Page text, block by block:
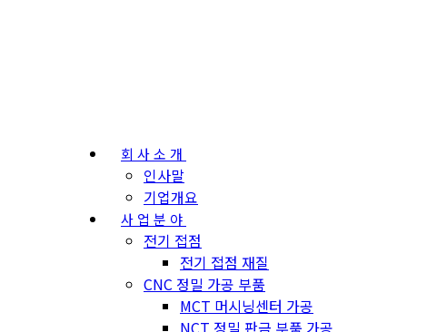
회사소개
인사말
기업개요
사업분야
전기 접점
전기 접점 재질
CNC 정밀 가공 부품
MCT 머시닝센터 가공
NCT 정밀 판금 부품 가공